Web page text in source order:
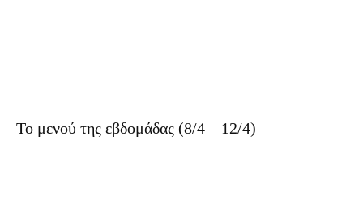
Το μενού της εβδομάδας (8/4 – 12/4)